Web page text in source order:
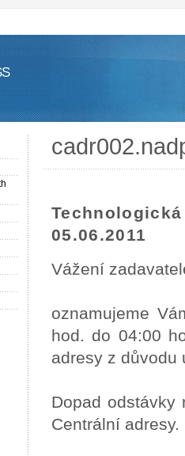
05.06.2011
Vážení
oznamujeme
hod. do 04:00
adresy z důvodu
Dopad odstávky
Centrální adresy.